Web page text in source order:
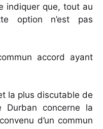
indiquer que, tout au
option n’est pas
accord ayant
la plus discutable de
concerne la
d’un commun